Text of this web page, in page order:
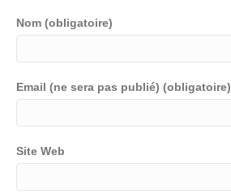
Nom (obligatoire)
Email (ne sera pas publié) (obligatoire)
Site Web